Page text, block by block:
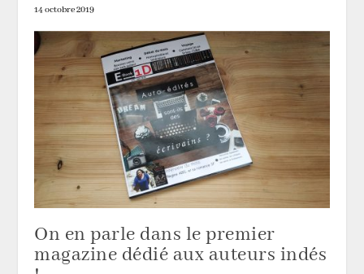
14 octobre 2019
On en parle dans le premier
magazine dédié aux auteurs indés